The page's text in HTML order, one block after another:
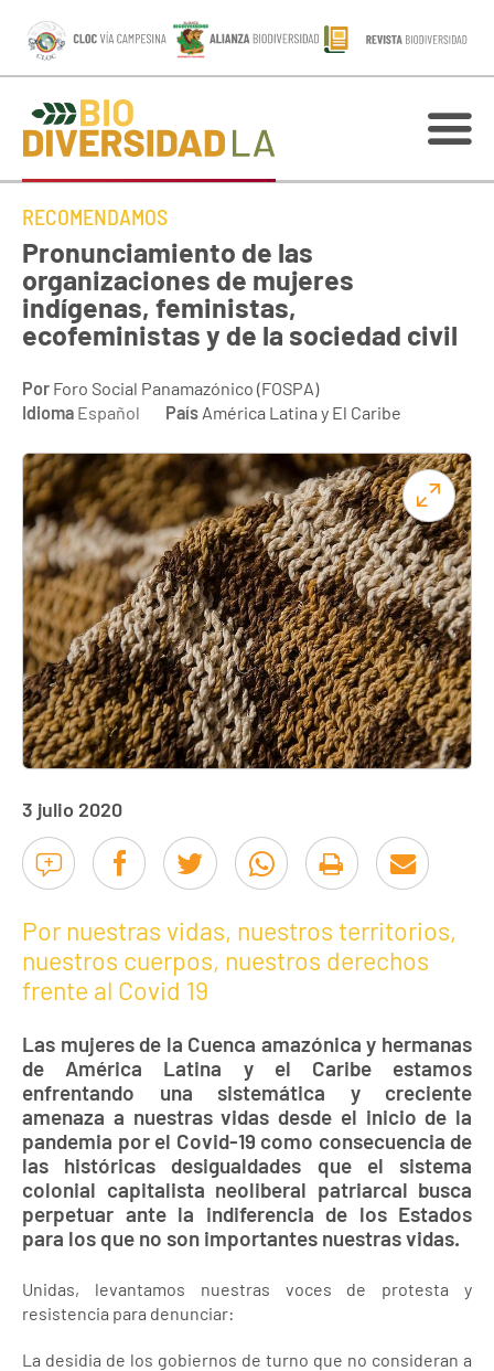
RECOMENDAMOS
Pronunciamiento de las
organizaciones de mujeres
indígenas, feministas,
ecofeministas y de la sociedad civil
Por Foro Social Panamazónico (FOSPA)
Idioma Español País América Latina y El Caribe
3 julio 2020
Por nuestras vidas, nuestros territorios,
nuestros cuerpos, nuestros derechos
frente al Covid 19
Las mujeres de la Cuenca amazónica y hermanas
de América Latina y el Caribe estamos
enfrentando una sistemática y creciente
amenaza a nuestras vidas desde el inicio de la
pandemia por el Covid-19 como consecuencia de
las históricas desigualdades que el sistema
colonial capitalista neoliberal patriarcal busca
perpetuar ante la indiferencia de los Estados
para los que no son importantes nuestras vidas.
Unidas, levantamos nuestras voces de protesta y
resistencia para denunciar:
La desidia de los gobiernos de turno que no consideran a